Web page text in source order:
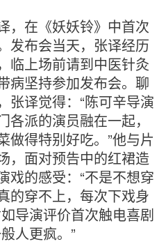
，在《妖妖铃》中首次
发布会当天，张译经历
临上场前请到中医针灸
病坚持参加发布会。聊
张译觉得：“陈可辛导演
派的演员融在一起，
做得特别好吃。”他与片
，面对预告中的红裙造
戏的感受：“不是不想穿
的穿不上，每次下戏身
导演评价首次触电喜剧
人更疯。”